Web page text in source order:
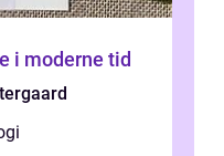
i moderne tid